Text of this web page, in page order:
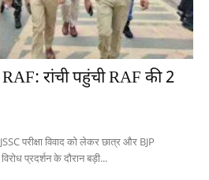
रांची पहुंची RAF की 2
परीक्षा विवाद को लेकर छात्र और BJP
प्रदर्शन के दौरान बड़ी...